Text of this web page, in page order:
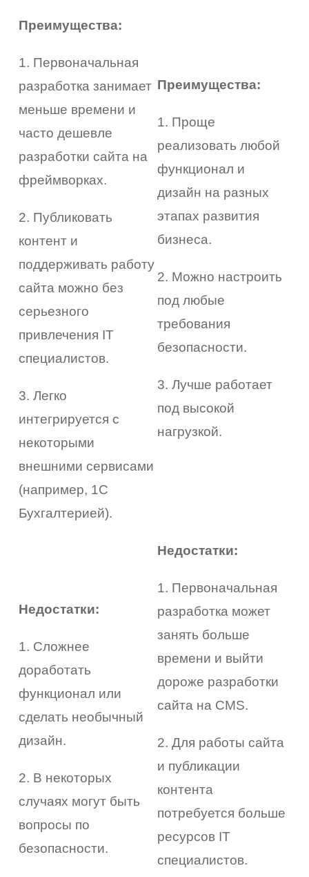
Преимущества:
1. Первоначальная
разработка занимает
меньше времени и
часто дешевле
разработки сайта на
фреймворках.
2. Публиковать
контент и
поддерживать работу
сайта можно без
серьезного
привлечения IT
специалистов.
3. Легко
интегрируется с
некоторыми
внешними сервисами
(например, 1С
Бухгалтерией).
Преимущества:
1. Проще
реализовать любой
функционал и
дизайн на разных
этапах развития
бизнеса.
2. Можно настроить
под любые
требования
безопасности.
3. Лучше работает
под высокой
нагрузкой.
Недостатки:
1. Сложнее
доработать
функционал или
сделать необычный
дизайн.
2. В некоторых
случаях могут быть
вопросы по
безопасности.
Недостатки:
1. Первоначальная
разработка может
занять больше
времени и выйти
дороже разработки
сайта на CMS.
2. Для работы сайта
и публикации
контента
потребуется больше
ресурсов IT
специалистов.